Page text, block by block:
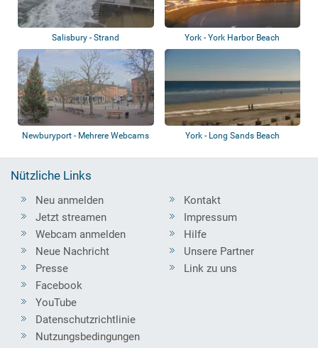
Salisbury - Strand York - York Harbor Beach
Newburyport - Mehrere Webcams York - Long Sands Beach
Nützliche Links
Neu anmelden
Jetzt streamen
Webcam anmelden
Neue Nachricht
Presse
Kontakt
Impressum
Hilfe
Unsere Partner
Link zu uns
Facebook
YouTube
Datenschutzrichtlinie
Nutzungsbedingungen